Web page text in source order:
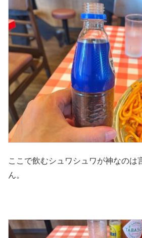
ここで飲むシュワシュワが神なのは
ん。